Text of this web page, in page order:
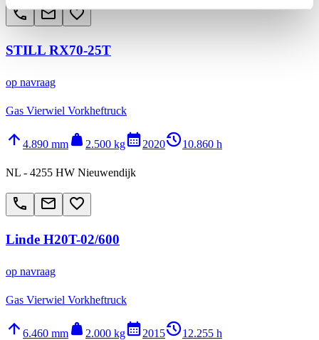
call email favorite_border
STILL RX70-25T
op navraag
Gas Vierwiel Vorkheftruck
arrow_upward 4.890 mm weight 2.500 kgcalendar_month2020history_210.860 h
NL - 4255 HW Nieuwendijk
call email favorite_border
Linde H20T-02/600
op navraag
Gas Vierwiel Vorkheftruck
arrow_upward 6.460 mm weight 2.000 kgcalendar_month2015history_212.255 h